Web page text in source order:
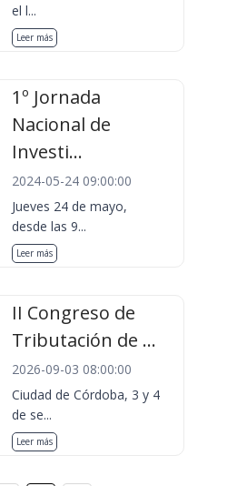
el l...
Leer más
1º Jornada
Nacional de
Investi...
2024-05-24 09:00:00
Jueves 24 de mayo,
desde las 9...
Leer más
II Congreso de
Tributación de ...
2026-09-03 08:00:00
Ciudad de Córdoba, 3 y 4
de se...
Leer más